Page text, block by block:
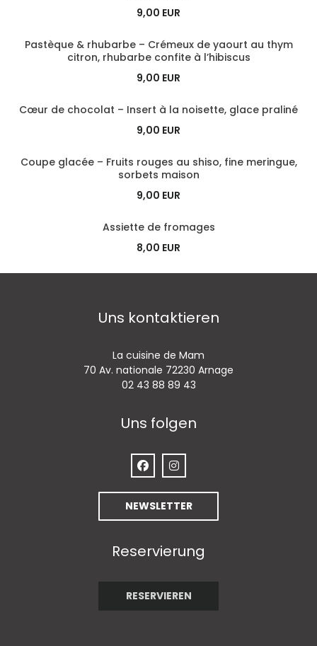
9,00 EUR
Pastèque & rhubarbe – Crémeux de yaourt au thym
citron, rhubarbe confite à l’hibiscus
9,00 EUR
Cœur de chocolat – Insert à la noisette, glace praliné
9,00 EUR
Coupe glacée – Fruits rouges au shiso, fine meringue,
sorbets maison
9,00 EUR
Assiette de fromages
8,00 EUR
Uns kontaktieren
La cuisine de Mam
70 Av. nationale 72230 Arnage
02 43 88 89 43
Uns folgen
Facebook ((öffnet ein neues
Instagram ((öffnet ein
NEWSLETTER
Reservierung
RESERVIEREN